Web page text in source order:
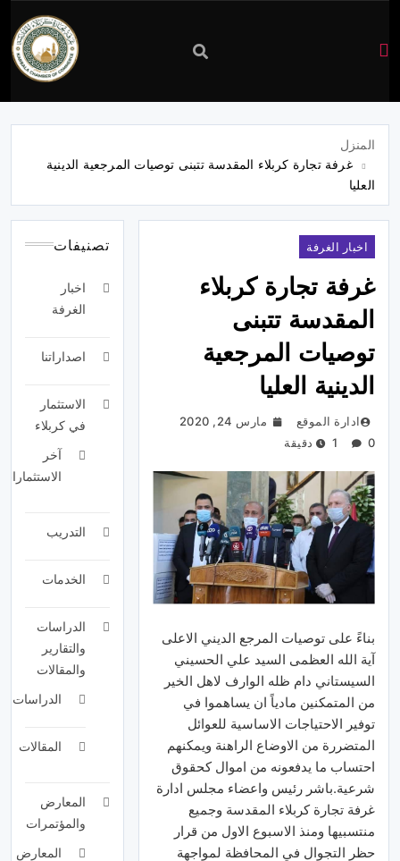
غرفة
كربلاء
المنزل
غرفة تجارة كربلاء المقدسة تتبنى توصيات المرجعية الدينية
العليا
اخبار الغرفة
غرفة تجارة كربلاء
المقدسة تتبنى
توصيات المرجعية
الدينية العليا
ادارة الموقع
مارس 24, 2020
0
1 دقيقة
بناءً على توصيات المرجع الديني الاعلى
آية الله العظمى السيد علي الحسيني
السيستاني دام ظله الوارف لاهل الخير
من المتمكنين مادياً ان يساهموا في
توفير الاحتياجات الاساسية للعوائل
المتضررة من الاوضاع الراهنة ويمكنهم
احتساب ما يدفعونه من اموال كحقوق
شرعية.باشر رئيس واعضاء مجلس ادارة
غرفة تجارة كربلاء المقدسة وجميع
منتسبيها ومنذ الاسبوع الاول من قرار
حظر التجوال في المحافظة لمواجهة
تصنيفات
اخبار
الغرفة
اصداراتنا
الاستثمار
في كربلاء
آخر
الاستثمارات
التدريب
الخدمات
الدراسات
والتقارير
والمقالات
الدراسات
المقالات
المعارض
والمؤتمرات
المعارض